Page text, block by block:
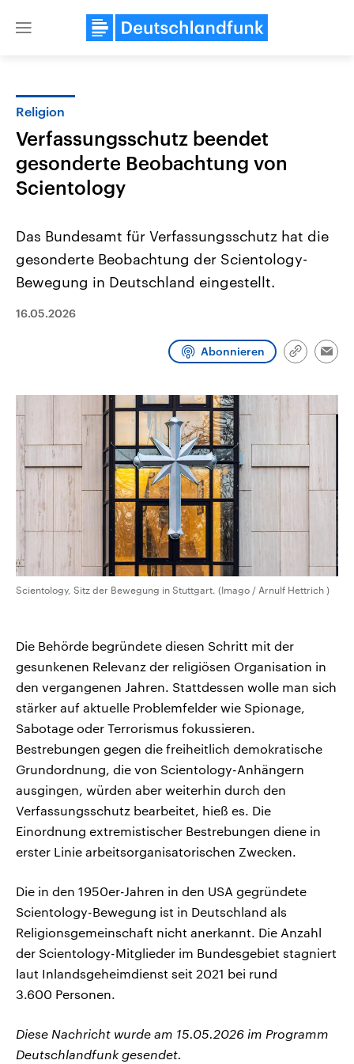
Close
Landtagswahl Sachsen-Anhalt
2026
Sachsen-Anhalt wählt am 6.
Bundesland von einer Koalition aus
und Hintergründe zu den Parteien
und Kandidaten der anstehenden
Wahl.
Aktuelle Beiträge,
den mächtigsten Ländern
mit großem Einfluss auf
aktuelle Weltgeschehen.
Programm Podcasts
Audio-Archiv
Religion
Verfassungsschutz beendet
gesonderte Beobachtung von
Scientology
Das Bundesamt für Verfassungsschutz hat die
gesonderte Beobachtung der Scientology-
Bewegung in Deutschland eingestellt.
16.05.2026
Abonnieren
Link
Scientology, Sitz der Bewegung in Stuttgart. (Imago / Arnulf Hettrich )
Die Behörde begründete diesen Schritt mit der
gesunkenen Relevanz der religiösen Organisation in
den vergangenen Jahren. Stattdessen wolle man sich
stärker auf aktuelle Problemfelder wie Spionage,
Sabotage oder Terrorismus fokussieren.
Bestrebungen gegen die freiheitlich demokratische
Grundordnung, die von Scientology-Anhängern
ausgingen, würden aber weiterhin durch den
Verfassungsschutz bearbeitet, hieß es. Die
Einordnung extremistischer Bestrebungen diene in
erster Linie arbeitsorganisatorischen Zwecken.
Die in den 1950er-Jahren in den USA gegründete
Scientology-Bewegung ist in Deutschland als
Religionsgemeinschaft nicht anerkannt. Die Anzahl
der Scientology-Mitglieder im Bundesgebiet stagniert
laut Inlandsgeheimdienst seit 2021 bei rund
3.600 Personen.
Diese Nachricht wurde am 15.05.2026 im Programm
Deutschlandfunk gesendet.